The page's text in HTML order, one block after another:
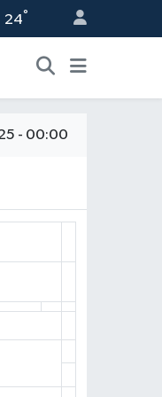
24°
- 00:00